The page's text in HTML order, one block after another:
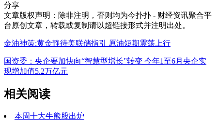
分享
文章版权声明：除非注明，否则均为今扑扑 - 财经资讯聚合平
台 原创文章，转载或复制请以超链接形式并注明出处。
金油神策:黄金静待美联储指引 原油短期震荡上行
国资委：央企要加快向“智慧型增长”转变 今年1至6月央企实
现增加值5.2万亿元
相关阅读
本周十大牛熊股出炉